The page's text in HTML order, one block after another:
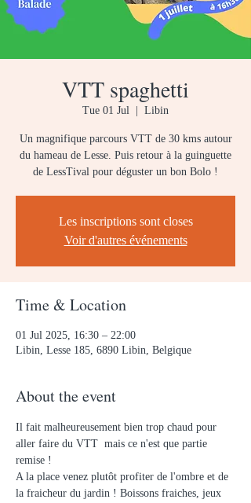
VTT spaghetti
Tue 01 Jul Libin
Un magnifique parcours VTT de 30 kms autour
du hameau de Lesse. Puis retour à la guinguette
de LessTival pour déguster un bon Bolo !
Les inscriptions sont closes
Voir d'autres événements
Time & Location
01 Jul 2025, 16:30 – 22:00
Libin, Lesse 185, 6890 Libin, Belgique
About the event
Il fait malheureusement bien trop chaud pour
aller faire du VTT  mais ce n'est que partie
remise !
A la place venez plutôt profiter de l'ombre et de
la fraicheur du jardin ! Boissons fraiches, jeux